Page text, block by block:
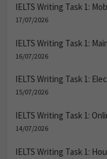
IELTS Writing Task 1:
17/07/2026
IELTS Writing Task 1:
16/07/2026
IELTS Writing Task 1:
15/07/2026
IELTS Writing Task 1:
14/07/2026
IELTS Writing Task 1: